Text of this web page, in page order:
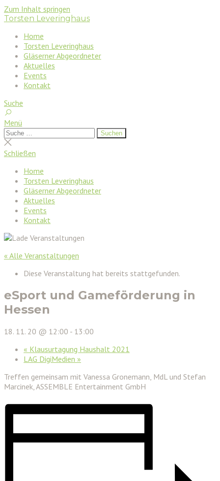
Zum Inhalt springen
Torsten Leveringhaus
Home
Torsten Leveringhaus
Gläserner Abgeordneter
Aktuelles
Events
Kontakt
Suche
Menü
Suchen
nach:
Suchen
Suche
schließen
Schließen
Home
Torsten Leveringhaus
Gläserner Abgeordneter
Aktuelles
Events
Kontakt
« Alle Veranstaltungen
Diese Veranstaltung hat bereits stattgefunden.
eSport und Gameförderung in
Hessen
18. 11. 20 @ 12:00 - 13:00
« Klausurtagung Haushalt 2021
LAG DigiMedien »
Treffen gemeinsam mit Vanessa Gronemann, MdL und Stefan
Marcinek, ASSEMBLE Entertainment GmbH